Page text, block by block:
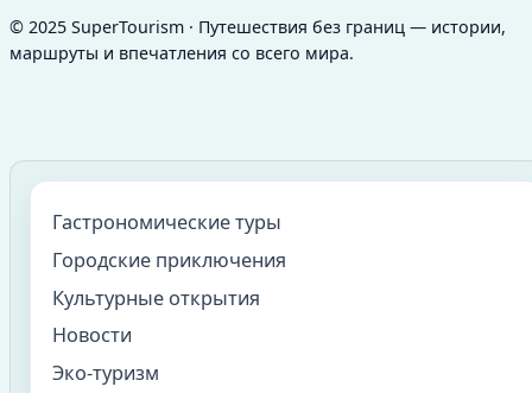
© 2025 SuperTourism · Путешествия без границ — истории,
маршруты и впечатления со всего мира.
Гастрономические туры
Городские приключения
Культурные открытия
Новости
Эко-туризм